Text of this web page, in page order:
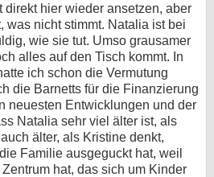
direkt hier wieder ansetzen, aber
was nicht stimmt. Natalia ist bei
wie sie tut. Umso grausamer
alles auf den Tisch kommt. In
ich schon die Vermutung
die Barnetts für die Finanzierung
neuesten Entwicklungen und der
Natalia sehr viel älter ist, als
älter, als Kristine denkt,
Familie ausgeguckt hat, weil
hat, das sich um Kinder